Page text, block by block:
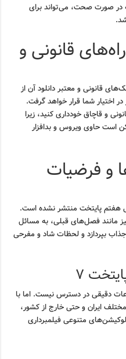
صورت صحت، می‌تواند برای
پایتخت ۷: راه‌های قانونی و
قانونی و معتبر دانلود آن از
اختیار شما قرار خواهد گرفت.
و قاچاق خودداری کنید، زیرا
است حاوی ویروس و بدافزار
و فرضیات
هفتم پایتخت منتشر نشده است.
مانند فصل‌های قبلی، به مسائل
بپردازد و لحظات شاد و مفرحی
۷
دقیقی در دسترس نیست. اما با
ایران و حتی خارج از کشور،
متنوعی فیلمبرداری